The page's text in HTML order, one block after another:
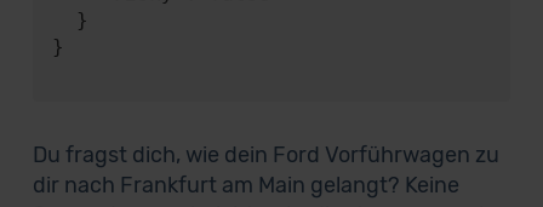
}
Du fragst dich, wie dein Ford Vorführwagen zu
dir nach Frankfurt am Main gelangt? Keine